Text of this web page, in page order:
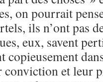
on pourrait
ils n’ont pas
eux, savent
copieusement
et leur